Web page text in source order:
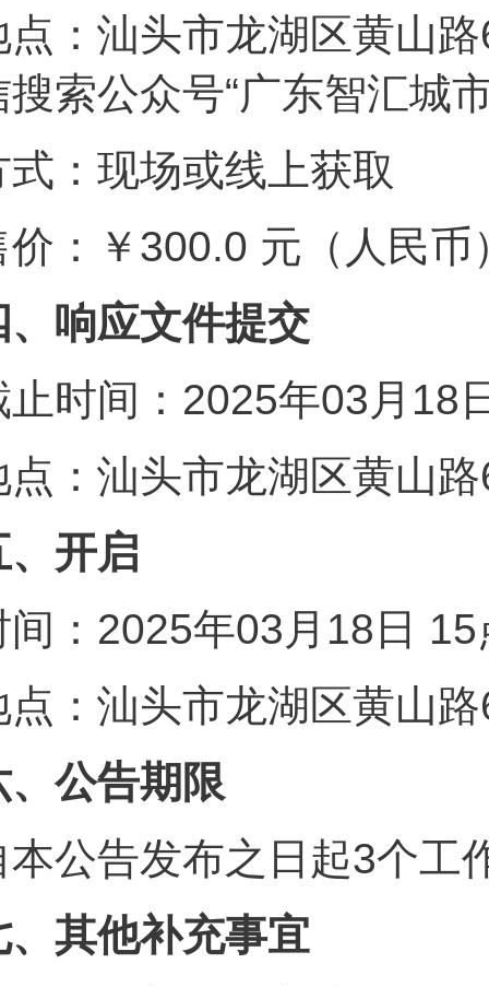
点：汕头市龙湖区黄山
搜索公众号“广东智汇城
式：现场或线上获取
价：￥300.0 元（人民币
、响应文件提交
止时间：2025年03月18
点：汕头市龙湖区黄山
、开启
间：2025年03月18日
点：汕头市龙湖区黄山
、公告期限
本公告发布之日起3个工
、其他补充事宜